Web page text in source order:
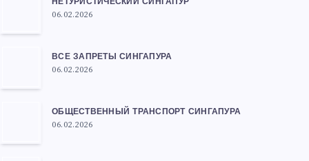
НЕТУРИСТИЧЕСКИЙ СИНГАПУР
06.02.2026
ВСЕ ЗАПРЕТЫ СИНГАПУРА
06.02.2026
ОБЩЕСТВЕННЫЙ ТРАНСПОРТ СИНГАПУРА
06.02.2026